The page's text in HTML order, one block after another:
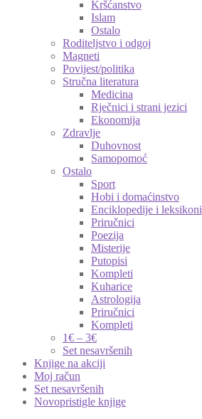
Kršćanstvo
Islam
Ostalo
Roditeljstvo i odgoj
Magneti
Povijest/politika
Stručna literatura
Medicina
Rječnici i strani jezici
Ekonomija
Zdravlje
Duhovnost
Samopomoć
Ostalo
Sport
Hobi i domaćinstvo
Enciklopedije i leksikoni
Priručnici
Poezija
Misterije
Putopisi
Kompleti
Kuharice
Astrologija
Priručnici
Kompleti
1€ – 3€
Set nesavršenih
Knjige na akciji
Moj račun
Set nesavršenih
Novopristigle knjige